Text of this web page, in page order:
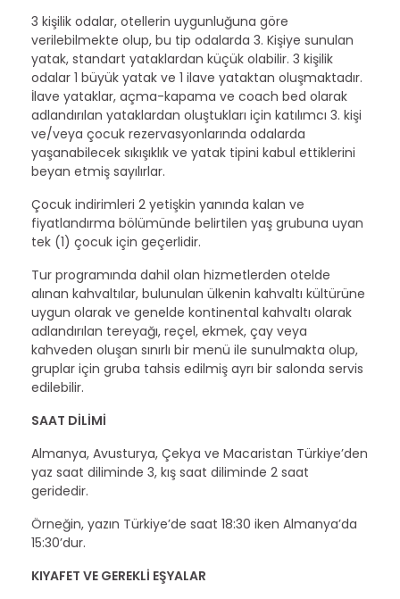
3 kişilik odalar, otellerin uygunluğuna göre
verilebilmekte olup, bu tip odalarda 3. Kişiye sunulan
yatak, standart yataklardan küçük olabilir. 3 kişilik
odalar 1 büyük yatak ve 1 ilave yataktan oluşmaktadır.
İlave yataklar, açma-kapama ve coach bed olarak
adlandırılan yataklardan oluştukları için katılımcı 3. kişi
ve/veya çocuk rezervasyonlarında odalarda
yaşanabilecek sıkışıklık ve yatak tipini kabul ettiklerini
beyan etmiş sayılırlar.
Çocuk indirimleri 2 yetişkin yanında kalan ve
fiyatlandırma bölümünde belirtilen yaş grubuna uyan
tek (1) çocuk için geçerlidir.
Tur programında dahil olan hizmetlerden otelde
alınan kahvaltılar, bulunulan ülkenin kahvaltı kültürüne
uygun olarak ve genelde kontinental kahvaltı olarak
adlandırılan tereyağı, reçel, ekmek, çay veya
kahveden oluşan sınırlı bir menü ile sunulmakta olup,
gruplar için gruba tahsis edilmiş ayrı bir salonda servis
edilebilir.
SAAT DİLİMİ
Almanya, Avusturya, Çekya ve Macaristan Türkiye’den
yaz saat diliminde 3, kış saat diliminde 2 saat
geridedir.
Örneğin, yazın Türkiye’de saat 18:30 iken Almanya’da
15:30’dur.
KIYAFET VE GEREKLİ EŞYALAR